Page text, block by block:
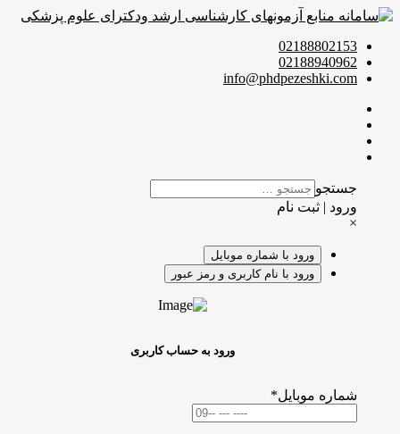
02188802153
02188940962
info@phdpezeshki.com
جستجو
ورود | ثبت نام
×
ورود با شماره موبایل
ورود با نام کاربری و رمز عبور
ورود به حساب کاربری
شماره موبایل*